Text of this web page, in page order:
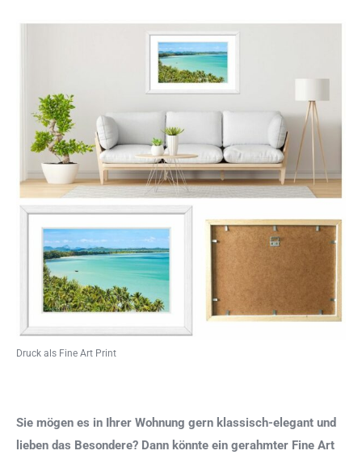
Druck als Fine Art Print
Sie mögen es in Ihrer Wohnung gern klassisch-elegant und
lieben das Besondere? Dann könnte ein gerahmter Fine Art